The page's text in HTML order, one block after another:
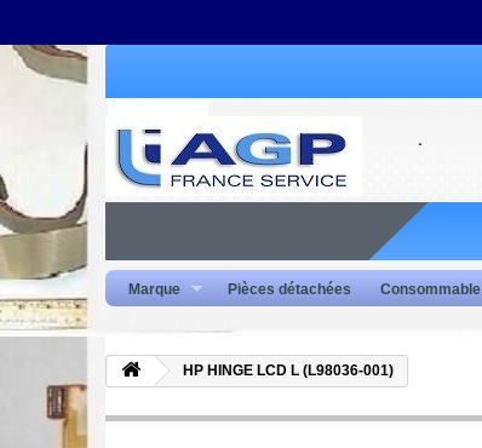
Marque Pièces détachées Consommable
HP HINGE LCD L (L98036-001)